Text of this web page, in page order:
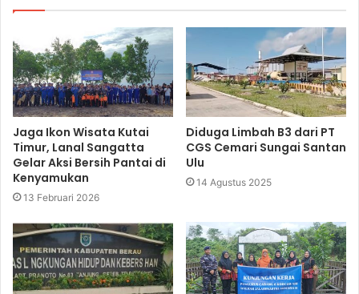
Jaga Ikon Wisata Kutai
Timur, Lanal Sangatta
Gelar Aksi Bersih Pantai di
Kenyamukan
13 Februari 2026
Diduga Limbah B3 dari PT
CGS Cemari Sungai Santan
Ulu
14 Agustus 2025